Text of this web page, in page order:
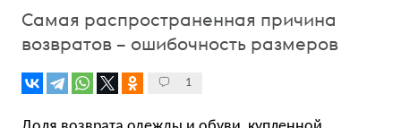
Самая распространенная причина
возвратов – ошибочность размеров
1